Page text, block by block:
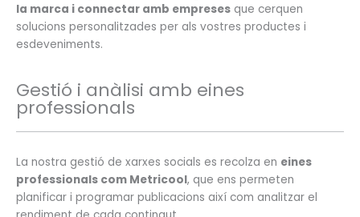
la marca i connectar amb empreses que cerquen
solucions personalitzades per als vostres productes i
esdeveniments.
Gestió i anàlisi amb eines
professionals
La nostra gestió de xarxes socials es recolza en eines
professionals com Metricool, que ens permeten
planificar i programar publicacions així com analitzar el